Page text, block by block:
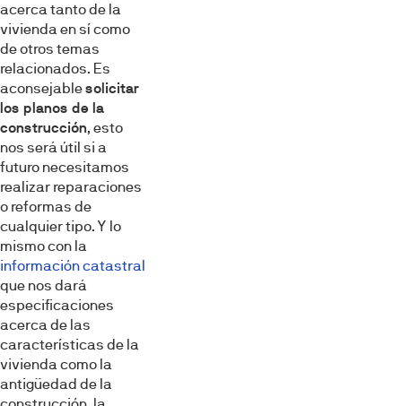
acerca tanto de la
vivienda en sí como
de otros temas
relacionados. Es
aconsejablesolicitar
los planos de la
construcción, esto
nos será útil si a
futuro necesitamos
realizar reparaciones
o reformas de
cualquier tipo. Y lo
mismo con la
información catastral
que nos dará
especificaciones
acerca de las
características de la
vivienda como la
antigüedad de la